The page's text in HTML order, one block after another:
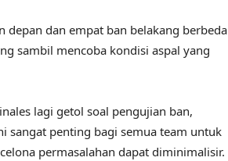
depan dan empat ban belakang berbeda
sambil mencoba kondisi aspal yang
lagi getol soal pengujian ban,
sangat penting bagi semua team untuk
permasalahan dapat diminimalisir.